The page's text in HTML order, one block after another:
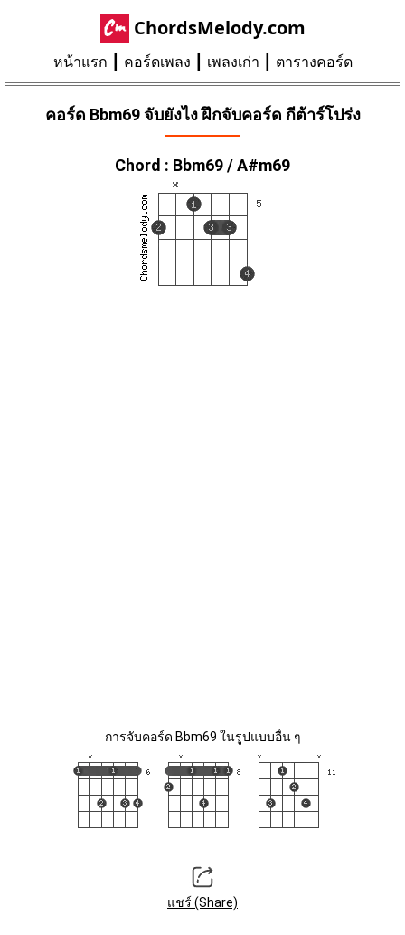
ChordsMelody.com
หน้าแรก คอร์ดเพลง เพลงเก่า ตารางคอร์ด
คอร์ด Bbm69 จับยังไง ฝึกจับคอร์ด กีต้าร์โปร่ง
Chord : Bbm69 / A#m69
การจับคอร์ด Bbm69 ในรูปแบบอื่น ๆ
แชร์ (Share)